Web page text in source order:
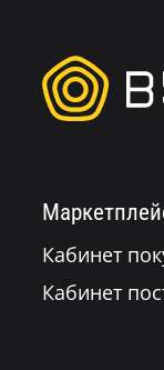
Кабинет
Кабинет